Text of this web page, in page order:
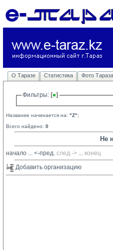
О Таразе Статистика Фото
Фильтры:
Название начинается на: "Z";
Всего найдено: 0
Не
начало ... <-пред. след.-> ... конец
Добавить организацию